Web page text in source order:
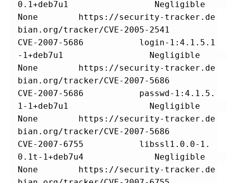
0.1+deb7u1                 Negligible
None        https://security-tracker.de
bian.org/tracker/CVE-2005-2541
CVE-2007-5686           login-1:4.1.5.1
-1+deb7u1                 Negligible
None        https://security-tracker.de
bian.org/tracker/CVE-2007-5686
CVE-2007-5686           passwd-1:4.1.5.
1-1+deb7u1                Negligible
None        https://security-tracker.de
bian.org/tracker/CVE-2007-5686
CVE-2007-6755           libssl1.0.0-1.
0.1t-1+deb7u4              Negligible
None        https://security-tracker.de